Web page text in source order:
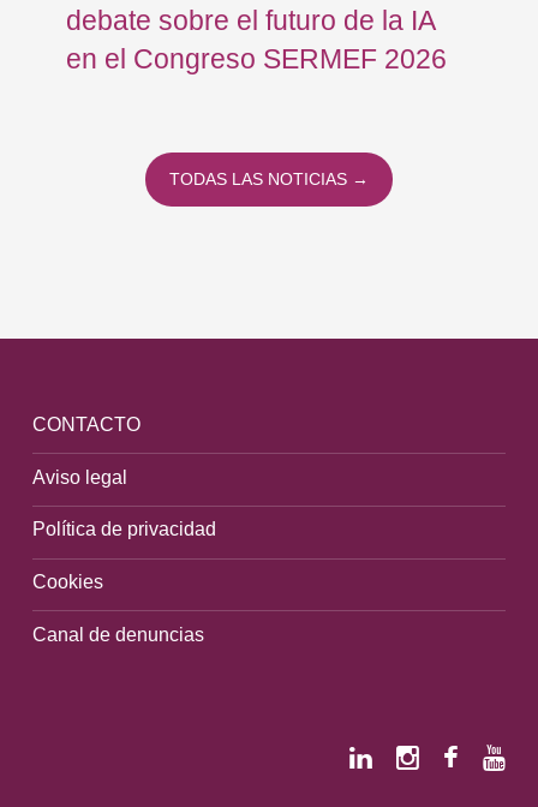
debate sobre el futuro de la IA
en el Congreso SERMEF 2026
TODAS LAS NOTICIAS →
CONTACTO
Aviso legal
Política de privacidad
Cookies
Canal de denuncias